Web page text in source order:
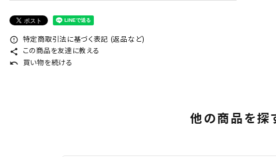
error_outline 特定商取引法に基づく表記 (返品など)
share この商品を友達に教える
undo 買い物を続ける
他の商品を探